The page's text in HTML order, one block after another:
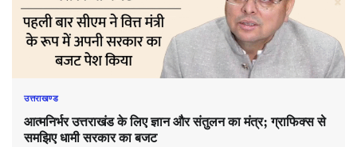
उत्तराखण्ड
आत्मनिर्भर उत्तराखंड के लिए ज्ञान और संतुलन का मंत्र; ग्राफिक्स से
समझिए धामी सरकार का बजट